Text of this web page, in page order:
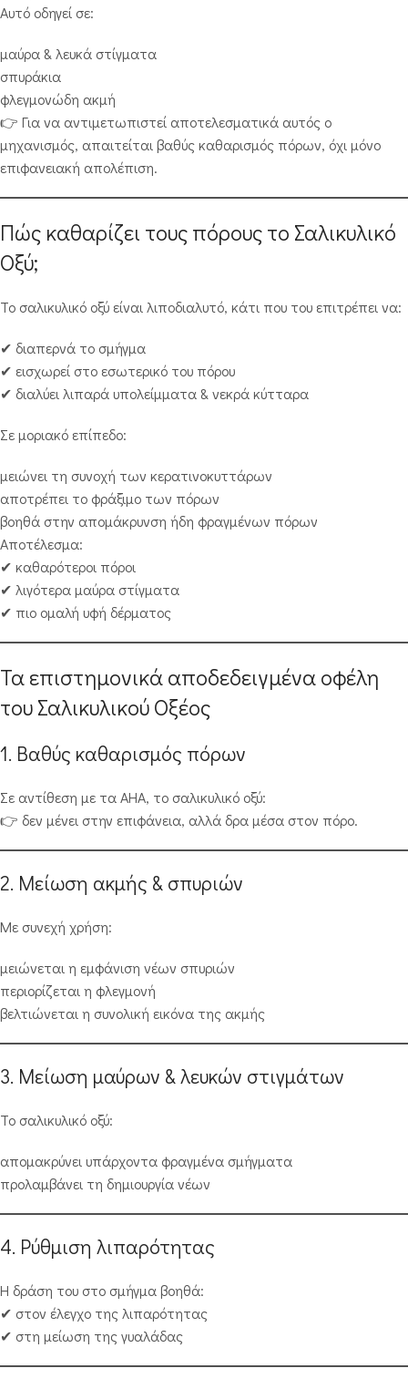
Αυτό οδηγεί σε:
μαύρα & λευκά στίγματα
σπυράκια
φλεγμονώδη ακμή
👉 Για να αντιμετωπιστεί αποτελεσματικά αυτός ο
μηχανισμός, απαιτείται βαθύς καθαρισμός πόρων, όχι μόνο
επιφανειακή απολέπιση.
Πώς καθαρίζει τους πόρους το Σαλικυλικό
Οξύ;
Το σαλικυλικό οξύ είναι λιποδιαλυτό, κάτι που του επιτρέπει να:
✔ διαπερνά το σμήγμα
✔ εισχωρεί στο εσωτερικό του πόρου
✔ διαλύει λιπαρά υπολείμματα & νεκρά κύτταρα
Σε μοριακό επίπεδο:
μειώνει τη συνοχή των κερατινοκυττάρων
αποτρέπει το φράξιμο των πόρων
βοηθά στην απομάκρυνση ήδη φραγμένων πόρων
Αποτέλεσμα:
✔ καθαρότεροι πόροι
✔ λιγότερα μαύρα στίγματα
✔ πιο ομαλή υφή δέρματος
Τα επιστημονικά αποδεδειγμένα οφέλη
του Σαλικυλικού Οξέος
1. Βαθύς καθαρισμός πόρων
Σε αντίθεση με τα AHA, το σαλικυλικό οξύ:
👉 δεν μένει στην επιφάνεια, αλλά δρα μέσα στον πόρο.
2. Μείωση ακμής & σπυριών
Με συνεχή χρήση:
μειώνεται η εμφάνιση νέων σπυριών
περιορίζεται η φλεγμονή
βελτιώνεται η συνολική εικόνα της ακμής
3. Μείωση μαύρων & λευκών στιγμάτων
Το σαλικυλικό οξύ:
απομακρύνει υπάρχοντα φραγμένα σμήγματα
προλαμβάνει τη δημιουργία νέων
4. Ρύθμιση λιπαρότητας
Η δράση του στο σμήγμα βοηθά:
✔ στον έλεγχο της λιπαρότητας
✔ στη μείωση της γυαλάδας